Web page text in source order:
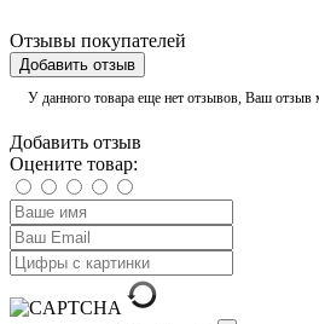
Отзывы покупателей
Добавить отзыв
У данного товара еще нет отзывов, Ваш отзыв
Добавить отзыв
Оцените товар: